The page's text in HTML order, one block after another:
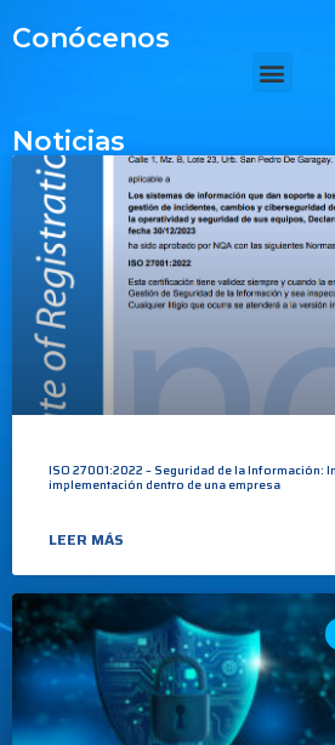
Conócenos
Noticias
ISO 27001:2022 – Seguridad de la Información:
implementación dentro de una empresa
LEER MÁS